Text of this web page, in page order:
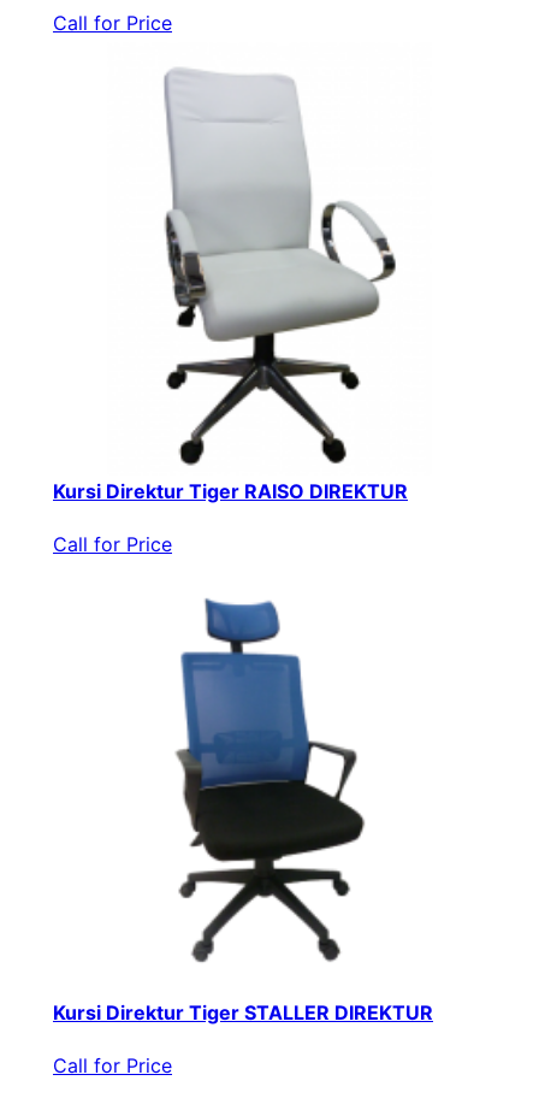
Call for Price
Kursi Direktur Tiger RAISO DIREKTUR
Call for Price
Kursi Direktur Tiger STALLER DIREKTUR
Call for Price